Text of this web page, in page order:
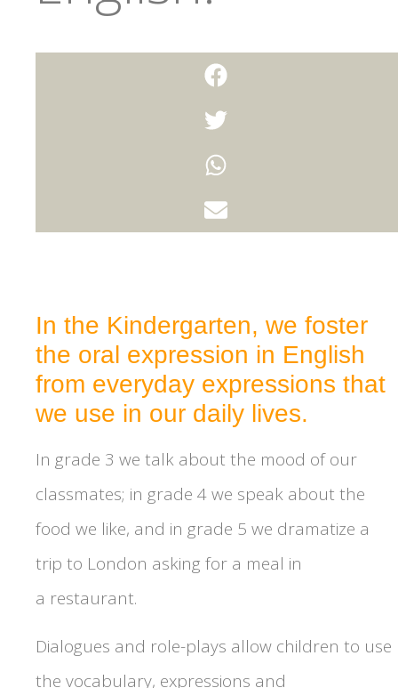
In the Kindergarten, we foster
the oral expression in English
from everyday expressions that
we use in our daily lives.
In grade 3 we talk about the mood of our
classmates; in grade 4 we speak about the
food we like, and in grade 5 we dramatize a
trip to London asking for a meal in
a restaurant.
Dialogues and role-plays allow children to use
the vocabulary, expressions and